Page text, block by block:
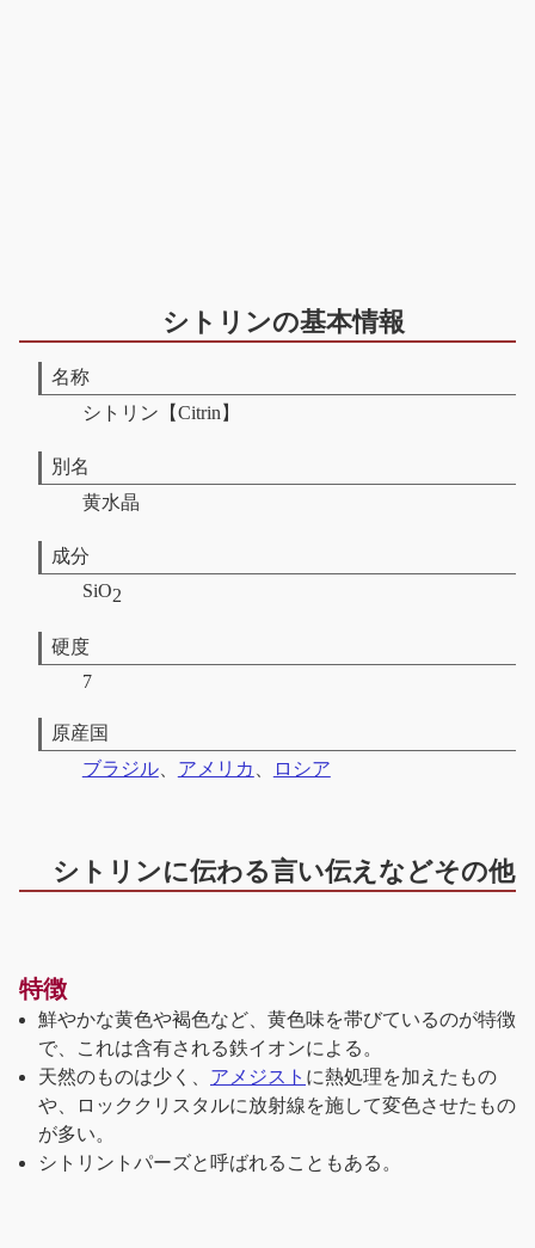
シトリンの基本情報
名称
シトリン【Citrin】
別名
黄水晶
成分
SiO2
硬度
7
原産国
ブラジル、 アメリカ ロシア
シトリンに伝わる言い伝えなどその他
特徴
鮮やかな黄色や褐色など、黄色味を帯びているのが特徴
で、これは含有される鉄イオンによる。
天然のものは少く、 アメジスト に熱処理を加えたもの
や、ロッククリスタルに放射線を施して変色させたもの
が多い。
シトリントパーズと呼ばれることもある。